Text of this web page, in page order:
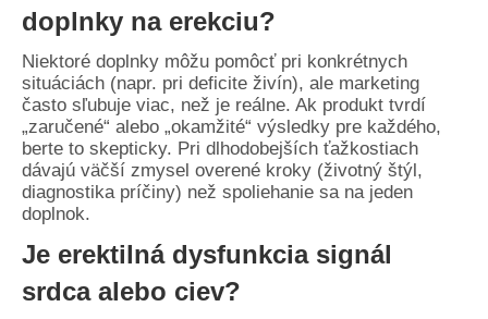
doplnky na erekciu?
Niektoré doplnky môžu pomôcť pri konkrétnych
situáciách (napr. pri deficite živín), ale marketing
často sľubuje viac, než je reálne. Ak produkt tvrdí
„zaručené“ alebo „okamžité“ výsledky pre každého,
berte to skepticky. Pri dlhodobejších ťažkostiach
dávajú väčší zmysel overené kroky (životný štýl,
diagnostika príčiny) než spoliehanie sa na jeden
doplnok.
Je erektilná dysfunkcia signál
srdca alebo ciev?